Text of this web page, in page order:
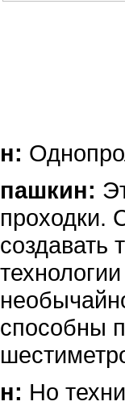
н:
пашкин:
проходки.
создавать
способны
н: Но